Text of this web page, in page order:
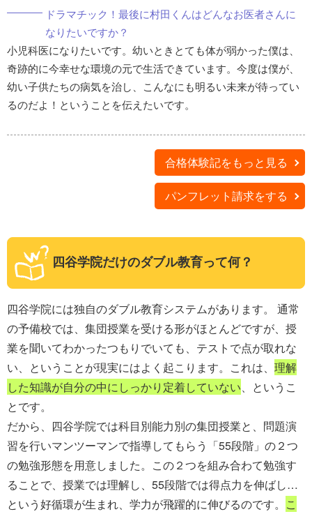
ドラマチック！最後に村田くんはどんなお医者さんに
なりたいですか？
小児科医になりたいです。幼いときとても体が弱かった僕は、
奇跡的に今幸せな環境の元で生活できています。今度は僕が、
幼い子供たちの病気を治し、こんなにも明るい未来が待ってい
るのだよ！ということを伝えたいです。
合格体験記をもっと見る
パンフレット請求をする
四谷学院だけのダブル教育って何？
四谷学院には独自のダブル教育システムがあります。 通常
の予備校では、集団授業を受ける形がほとんどですが、授
業を聞いてわかったつもりでいても、テストで点が取れな
い、ということが現実にはよく起こります。これは、 理解
した知識が自分の中にしっかり定着していない、というこ
とです。
だから、四谷学院では科目別能力別の集団授業と、問題演
習を行いマンツーマンで指導してもらう「55段階」の２つ
の勉強形態を用意しました。この２つを組み合わて勉強す
ることで、授業では理解し、55段階では得点力を伸ばし…
という好循環が生まれ、学力が飛躍的に伸びるのです。 こ